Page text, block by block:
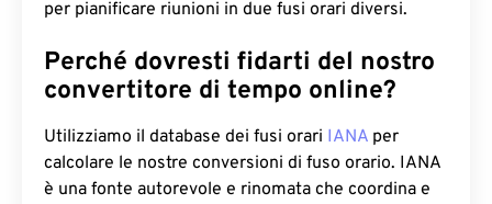
per pianificare riunioni in due fusi orari diversi.
Perché dovresti fidarti del nostro
convertitore di tempo online?
Utilizziamo il database dei fusi orari IANA per
calcolare le nostre conversioni di fuso orario. IANA
è una fonte autorevole e rinomata che coordina e